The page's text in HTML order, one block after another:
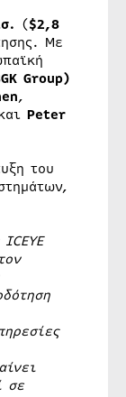
($2,8
Με
Group)
,
Peter
του
σε